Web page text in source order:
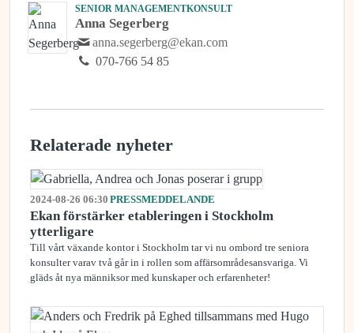
SENIOR MANAGEMENTKONSULT
Anna Segerberg
anna.segerberg@ekan.com
070-766 54 85
Relaterade nyheter
2024-08-26 06:30 PRESSMEDDELANDE
Ekan förstärker etableringen i Stockholm
ytterligare
Till vårt växande kontor i Stockholm tar vi nu ombord tre seniora
konsulter varav två går in i rollen som affärsområdesansvariga. Vi
gläds åt nya männiksor med kunskaper och erfarenheter!